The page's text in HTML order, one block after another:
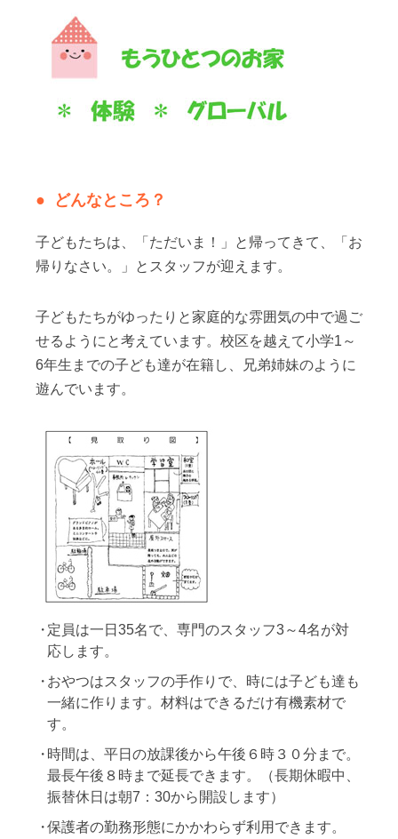
どんなところ？
子どもたちは、「ただいま！」と帰ってきて、「お
帰りなさい。」とスタッフが迎えます。
子どもたちがゆったりと家庭的な雰囲気の中で過ご
せるようにと考えています。校区を越えて小学1～
6年生までの子ども達が在籍し、兄弟姉妹のように
遊んでいます。
定員は一日35名で、専門のスタッフ3～4名が対
応します。
おやつはスタッフの手作りで、時には子ども達も
一緒に作ります。材料はできるだけ有機素材で
す。
時間は、平日の放課後から午後６時３０分まで。
最長午後８時まで延長できます。（長期休暇中、
振替休日は朝7：30から開設します）
保護者の勤務形態にかかわらず利用できます。